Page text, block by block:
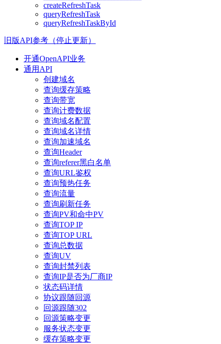
createRefreshTask
queryRefreshTask
queryRefreshTaskById
旧版API参考（停止更新）
开通OpenAPI业务
通用API
创建域名
查询缓存策略
查询带宽
查询计费数据
查询域名配置
查询域名详情
查询加速域名
查询Header
查询referer黑白名单
查询URL鉴权
查询预热任务
查询流量
查询刷新任务
查询PV和命中PV
查询TOP IP
查询TOP URL
查询总数据
查询UV
查询封禁列表
查询IP是否为厂商IP
状态码详情
协议跟随回源
回源跟随302
回源策略变更
服务状态变更
缓存策略变更